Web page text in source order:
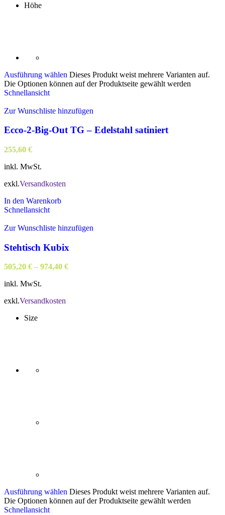
Höhe
Ausführung wählen Dieses Produkt weist mehrere Varianten auf.
Die Optionen können auf der Produktseite gewählt werden
Schnellansicht
Zur Wunschliste hinzufügen
Ecco-2-Big-Out TG – Edelstahl satiniert
255,60 €
inkl. MwSt.
exkl.Versandkosten
In den Warenkorb
Schnellansicht
Zur Wunschliste hinzufügen
Stehtisch Kubix
505,20 € – 974,40 €
inkl. MwSt.
exkl.Versandkosten
Size
Ausführung wählen Dieses Produkt weist mehrere Varianten auf.
Die Optionen können auf der Produktseite gewählt werden
Schnellansicht